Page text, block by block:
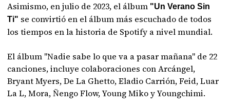
Asimismo, en julio de 2023, el álbum "Un Verano Sin
Ti" se convirtió en el álbum más escuchado de todos
los tiempos en la historia de Spotify a nivel mundial.
El álbum "Nadie sabe lo que va a pasar mañana" de 22
canciones, incluye colaboraciones con Arcángel,
Bryant Myers, De La Ghetto, Eladio Carrión, Feid, Luar
La L, Mora, Ñengo Flow, Young Miko y Youngchimi.